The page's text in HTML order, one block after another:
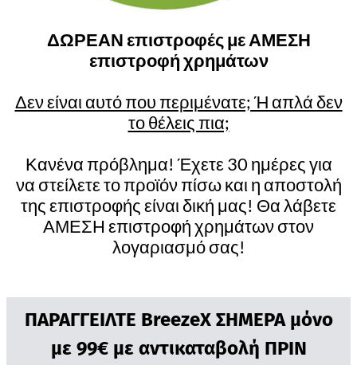
ΔΩΡΕΑΝ επιστροφές με ΑΜΕΣΗ
επιστροφή χρημάτων
Δεν είναι αυτό που περιμένατε; Ή απλά δεν
το θέλεις πια;
Κανένα πρόβλημα! Έχετε 30 ημέρες για
να στείλετε το προϊόν πίσω και η αποστολή
της επιστροφής είναι δική μας! Θα λάβετε
ΑΜΕΣΗ επιστροφή χρημάτων στον
λογαριασμό σας!
ΠΑΡΑΓΓΕΙΛΤΕ BreezeX ΣΗΜΕΡΑ μόνο
με 99€ με αντικαταβολή ΠΡΙΝ